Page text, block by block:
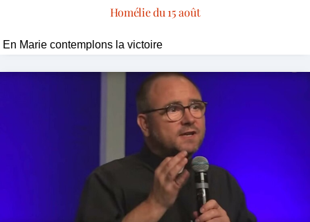
Homélie du 15 août
En Marie contemplons la victoire